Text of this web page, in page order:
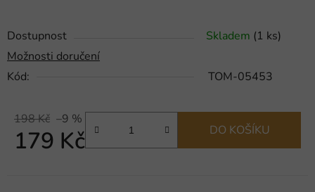
Dostupnost Skladem (1 ks)
Možnosti doručení
Kód:
TOM-05453
198 Kč –9 %
179 Kč DO KOŠÍKU